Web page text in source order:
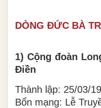
DÒNG ĐỨC BÀ
1) Cộng đoàn
Điền
Thành lập: 25/03/
Bổn mạng: Lễ